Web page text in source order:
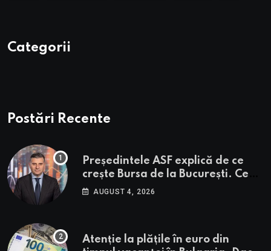
Categorii
Postări Recente
Președintele ASF explică de ce
crește Bursa de la București. Ce
urmează pentru BVB potrivit lui
AUGUST 4, 2026
Atenție la plățile în euro din